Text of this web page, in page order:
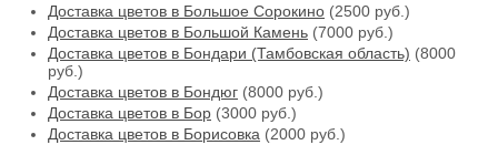
Доставка цветов в Большое Сорокино (2500 руб.)
Доставка цветов в Большой Камень (7000 руб.)
Доставка цветов в Бондари (Тамбовская область) (8000
руб.)
Доставка цветов в Бондюг (8000 руб.)
Доставка цветов в Бор (3000 руб.)
Доставка цветов в Борисовка (2000 руб.)